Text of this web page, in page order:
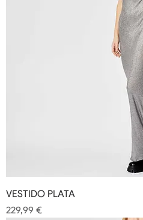
VESTIDO PLATA
Precio
229,99 €